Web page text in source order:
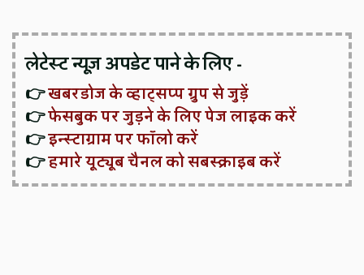
लेटेस्ट न्यूज़ अपडेट पाने के लिए -
👉खबरडोज के व्हाट्सप्प ग्रुप से जुड़ें
👉फेसबुक पर जुड़ने के लिए पेज लाइक करें
👉इन्स्टाग्राम पर फॉलो करें
👉हमारे यूट्यूब चैनल को सबस्क्राइब करें